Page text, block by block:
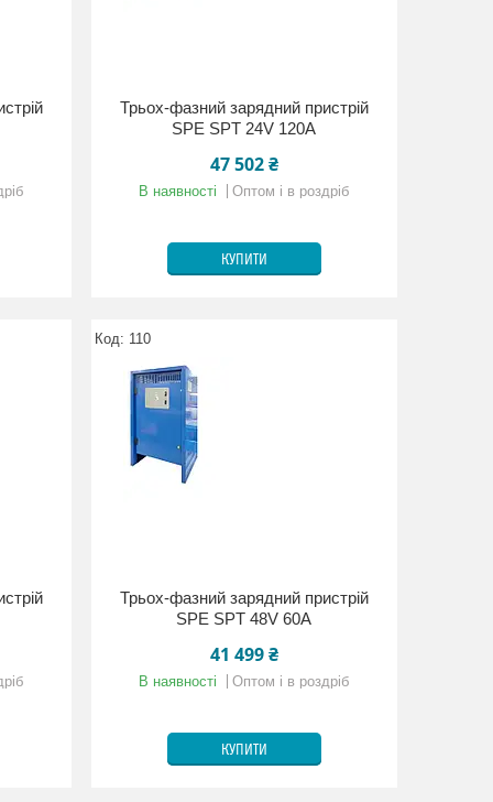
Трьох-фазний зарядний пристрій
SPE SPT 24V 120A
47 502 ₴
В наявності Оптом і в роздріб
КУПИТИ
110
Трьох-фазний зарядний пристрій
SPE SPT 48V 60A
41 499 ₴
В наявності Оптом і в роздріб
КУПИТИ